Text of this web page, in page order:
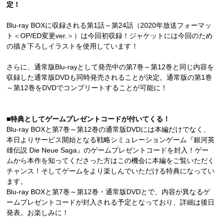
定！
Blu-ray BOXに収録される第1話～第24話（2020年放送フォーマッ
ト＜OP/ED変更ver.＞）は今回初収録！ジャケットには今回のため
の描き下ろしイラストを使用しています！
さらに、通常版Blu-rayとして発売中の第7巻～第12巻と同じ内容を
収録した通常版DVDも同時発売されることが決定。通常版の第1巻
～第12巻をDVDでコンプリートすることが可能に！
■特典としてゲームプレゼントコードが付いてくる！
Blu-ray BOXと第7巻～第12巻の通常版DVDには本編だけでなく、
本日よりサービス開始となる戦略シミュレーションゲーム『銀河英
雄伝説 Die Neue Saga』のゲームプレゼントコードを封入！ゲー
ムから本作を知ってくださった方はこの機会に本編をご覧いただく
チャンス！そしてゲームをより楽しんでいただける特典になってい
ます。
Blu-ray BOXと第7巻～第12巻・通常版DVDとで、内容が異なるゲ
ームプレゼントコードが封入される予定となっており、詳細は後日
発表。お楽しみに！